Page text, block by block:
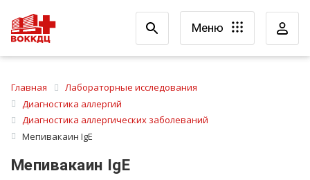
Меню
Главная
Лабораторные исследования
Диагностика аллергий
Диагностика аллергических заболеваний
Мепивакаин IgE
Мепивакаин IgE